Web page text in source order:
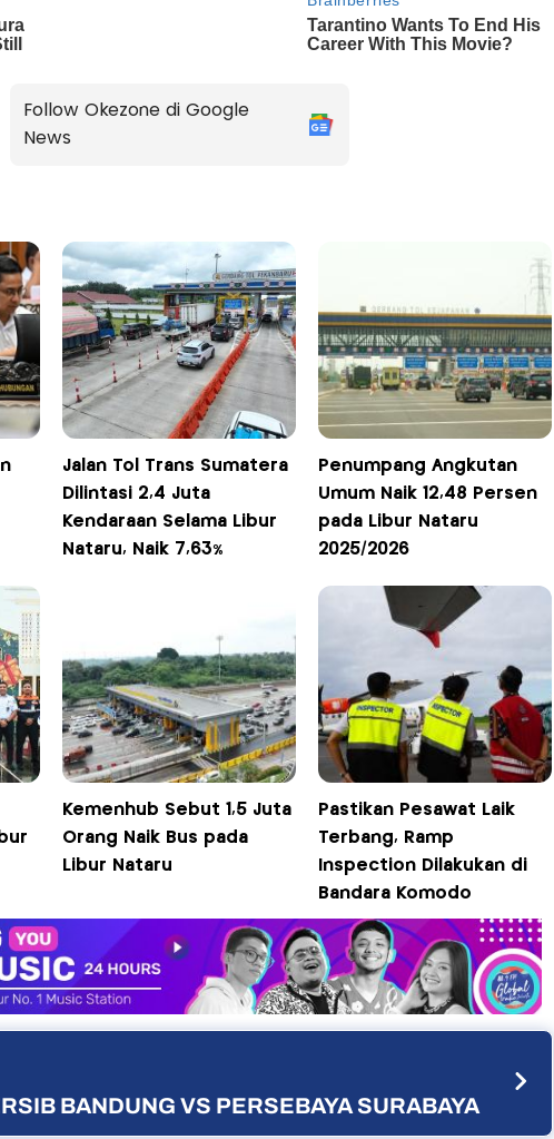
Follow Okezone di Google
News
Jalan Tol Trans Sumatera
Dilintasi 2,4 Juta
Kendaraan Selama Libur
Nataru, Naik 7,63%
Penumpang Angkutan
Umum Naik 12,48 Persen
pada Libur Nataru
2025/2026
Kemenhub Sebut 1,5 Juta
Orang Naik Bus pada
Libur Nataru
Pastikan Pesawat Laik
Terbang, Ramp
Inspection Dilakukan di
Bandara Komodo
BANDUNG VS PERSEBAYA SURABAYA